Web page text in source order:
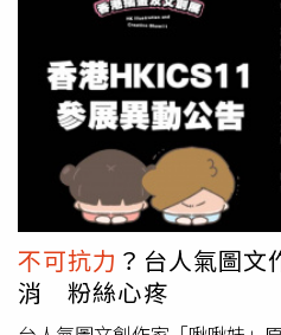
約保證保險，經限期3個月內
行業保證金；以及暫停營業超
關報備逾6個月等。旅行業經
名單中，「威順旅行社」在1
票且未辦理清償註記情形，經
日起為拒絕往來戶。保證金經
「和諧旅行社」遭法務部行政
令來文日期為115年3月27日
押執行階段。經核准及主管機
業名單中，共有8家旅行社入列
旅行社、耀陽旅行社、非凡之
不可抗力 ？台人氣圖文
消 粉絲心疼